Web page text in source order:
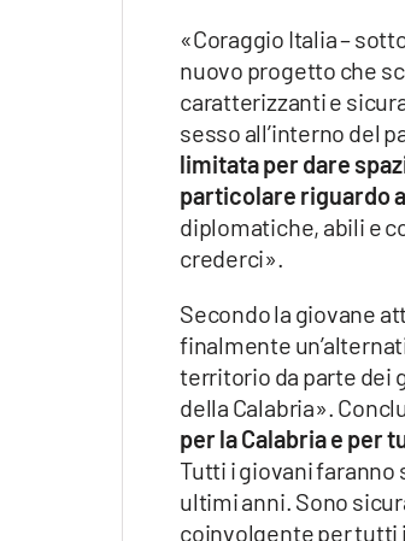
«Coraggio Italia –
nuovo progetto che
caratterizzanti e
sesso all’interno del
limitata per dare
particolare riguardo
diplomatiche, abili e
crederci».
Secondo la giovane
finalmente
territorio da parte dei
della Calabria».
per la Calabria e per
Tutti i giovani
ultimi anni. Sono
coinvolgente per tutti